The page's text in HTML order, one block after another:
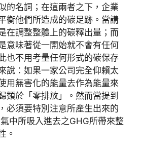
的名詞；在這兩者之下，企業
衡他們所造成的碳足跡。當講
在調整整體上的碳釋出量；而
意味著從一開始就不會有任何
也不用考量任何形式的碳保存
說：如果一家公司完全仰賴太
用無害化的能量去作為能量來
類於「零排放」。然而當提到
必須要特別注意所產生出來的
中所吸入進去之GHG所帶來整
。